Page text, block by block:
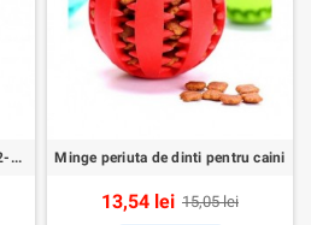
Conector adaptor cu colier (1/2-3/4) Minge periuta de dinti pentru caini
13,54 lei 15,05 lei